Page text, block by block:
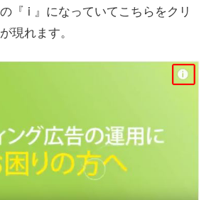
『 i 』になっていてこちらをクリ
現れます。